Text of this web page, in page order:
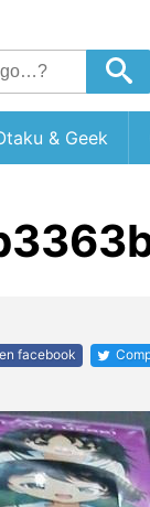
& Geek
facebook